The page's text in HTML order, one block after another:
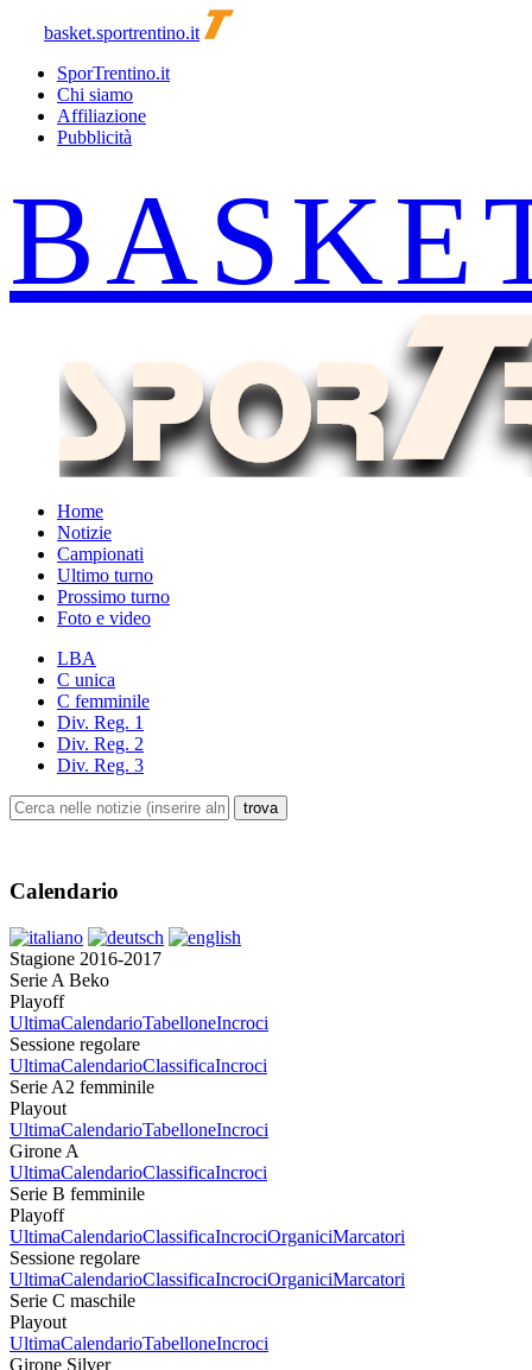
basket.sportrentino.it
SporTrentino.it
Chi siamo
Affiliazione
Pubblicità
Home
Notizie
Campionati
Ultimo turno
Prossimo turno
Foto e video
LBA
C unica
C femminile
Div. Reg. 1
Div. Reg. 2
Div. Reg. 3
Calendario
Stagione 2016-2017
Serie A Beko
Playoff
UltimaCalendarioTabelloneIncroci
Sessione regolare
UltimaCalendarioClassificaIncroci
Serie A2 femminile
Playout
UltimaCalendarioTabelloneIncroci
Girone A
UltimaCalendarioClassificaIncroci
Serie B femminile
Playoff
UltimaCalendarioClassificaIncrociOrganiciMarcatori
Sessione regolare
UltimaCalendarioClassificaIncrociOrganiciMarcatori
Serie C maschile
Playout
UltimaCalendarioTabelloneIncroci
Girone Silver